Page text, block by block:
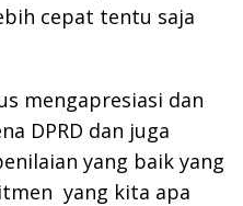
cepat tentu saja
mengapresiasi dan
DPRD dan juga
yang baik yang
yang kita apa